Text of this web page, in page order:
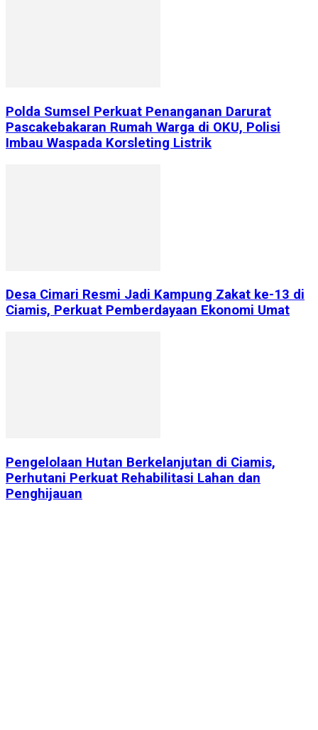
Polda Sumsel Perkuat Penanganan Darurat
Pascakebakaran Rumah Warga di OKU, Polisi
Imbau Waspada Korsleting Listrik
Desa Cimari Resmi Jadi Kampung Zakat ke-13 di
Ciamis, Perkuat Pemberdayaan Ekonomi Umat
Pengelolaan Hutan Berkelanjutan di Ciamis,
Perhutani Perkuat Rehabilitasi Lahan dan
Penghijauan